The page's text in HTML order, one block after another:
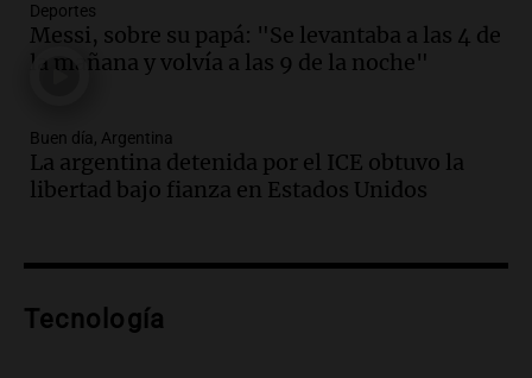
Episodios
Audio.Voluntarios limpiaron 9.000
Una mañana para todos
Episodios
Audio.La historia de la servilleta que
contrato de Leo con Barcelona
Episodios
Deportes
Messi, sobre su papá: "Se levantaba a las 4 de
la mañana y volvía a las 9 de la noche"
Buen día, Argentina
La argentina detenida por el ICE obtuvo la
libertad bajo fianza en Estados Unidos
Tecnología